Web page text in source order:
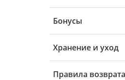
Бонусы
Хранение и уход
Правила возврата